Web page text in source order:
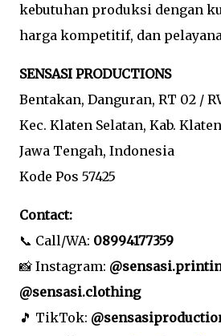
kebutuhan produksi dengan
harga kompetitif, dan
SENSASI PRODUCTIONS
Bentakan, Danguran, RT 02 /
Kec. Klaten Selatan, Kab. Klaten
Jawa Tengah, Indonesia
Kode Pos 57425
Contact:
📞 Call/WA: 08994177359
📸 Instagram:
@sensasi.clothing
🎵 TikTok: